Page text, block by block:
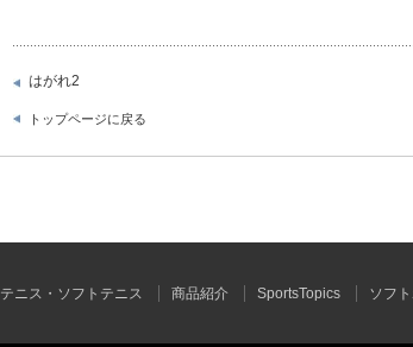
はがれ2
トップページに戻る
テニス・ソフトテニス 商品紹介 SportsTopics ソフ